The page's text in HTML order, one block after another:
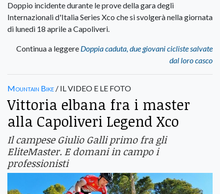
Doppio incidente durante le prove della gara degli
Internazionali d'Italia Series Xco che si svolgerà nella giornata
di lunedì 18 aprile a Capoliveri.
Continua a leggere Doppia caduta, due giovani cicliste salvate
dal loro casco
Mountain Bike / IL VIDEO E LE FOTO
Vittoria elbana fra i master
alla Capoliveri Legend Xco
Il campese Giulio Galli primo fra gli
EliteMaster. E domani in campo i
professionisti